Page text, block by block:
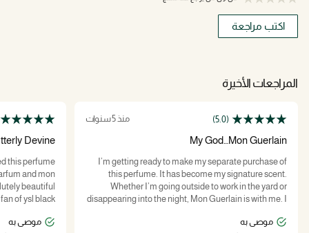
اكتب مراجعة
المراجعات الأخيرة
(5.0) منذ 5 سنوات
My God…Mon Guerlain
I’m getting ready to make my separate purchase of
this perfume. It has become my signature scent.
Whether I’m going outside to work in the yard or
disappearing into the night, Mon Guerlain is with me. I
is just that. I DID notice the level in my bottle was
موصى به
Devine
this perfume
and mon
beautiful
of ysl black
cameموصى به